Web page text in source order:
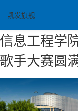
信息工程学
歌手大赛圆
凯发旗舰